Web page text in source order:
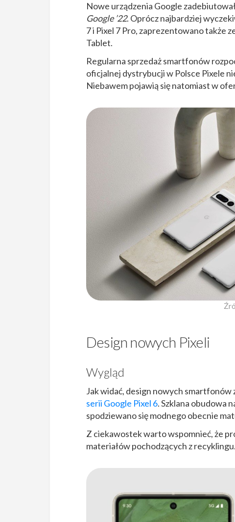
Nowe urządzenia Google
Google ’22. Oprócz najbardziej
7 i Pixel 7 Pro, zaprezentowano także
Tablet.
Regularna sprzedaż smartfonów
oficjalnej dystrybucji w Polsce Pixele
Niebawem pojawią się natomiast w
Design nowych Pixeli
Wygląd
Jak widać, design nowych
serii Google Pixel 6. Szklana obudowa
spodziewano się modnego obecnie
Z ciekawostek warto wspomnieć, że
materiałów pochodzących z recyklingu.